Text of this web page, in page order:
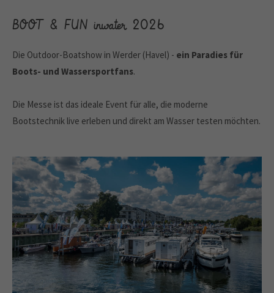
BOOT & FUN inwater 2026
Die Outdoor-Boatshow in Werder (Havel) - ein Paradies für
Boots- und Wassersportfans.
Die Messe ist das ideale Event für alle, die moderne
Bootstechnik live erleben und direkt am Wasser testen möchten.